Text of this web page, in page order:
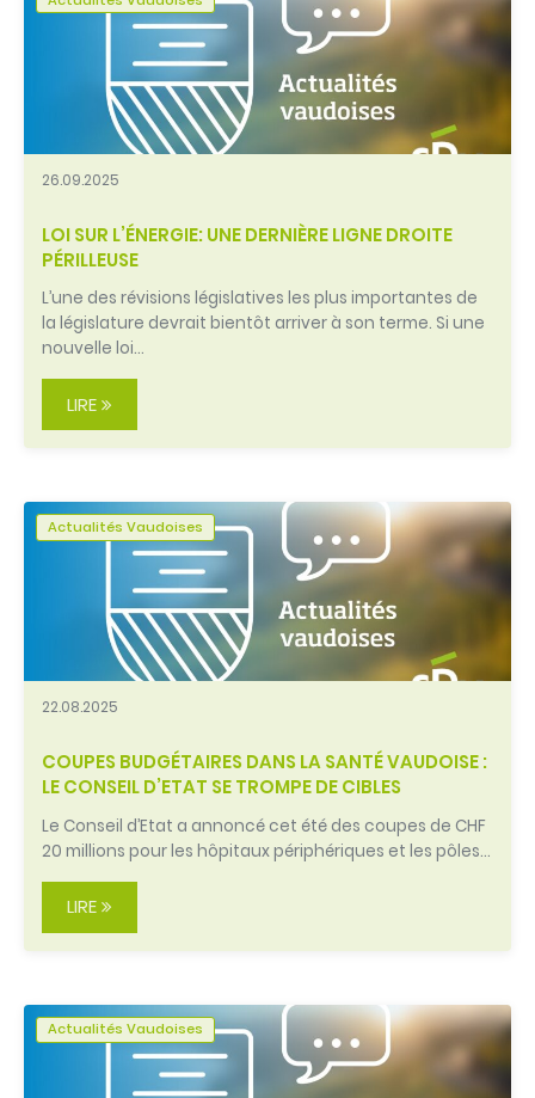
26.09.2025
LOI SUR L’ÉNERGIE: UNE DERNIÈRE LIGNE DROITE
PÉRILLEUSE
L’une des révisions législatives les plus importantes de
la législature devrait bientôt arriver à son terme. Si une
nouvelle loi…
LIRE
Actualités Vaudoises
22.08.2025
COUPES BUDGÉTAIRES DANS LA SANTÉ VAUDOISE :
LE CONSEIL D’ETAT SE TROMPE DE CIBLES
Le Conseil d’Etat a annoncé cet été des coupes de CHF
20 millions pour les hôpitaux périphériques et les pôles…
LIRE
Actualités Vaudoises